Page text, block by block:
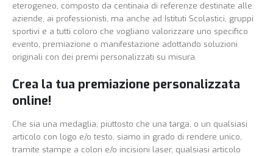
eterogeneo, composto da centinaia di referenze destinate alle
aziende, ai professionisti, ma anche ad Istituti Scolastici, gruppi
sportivi e a tutti coloro che vogliano valorizzare uno specifico
evento, premiazione o manifestazione adottando soluzioni
originali con dei premi personalizzati su misura.
Crea la tua premiazione personalizzata
online!
Che sia una medaglia, piuttosto che una targa, o un qualsiasi
articolo con logo e/o testo, siamo in grado di rendere unico,
tramite stampe a colori e/o incisioni laser, qualsiasi articolo